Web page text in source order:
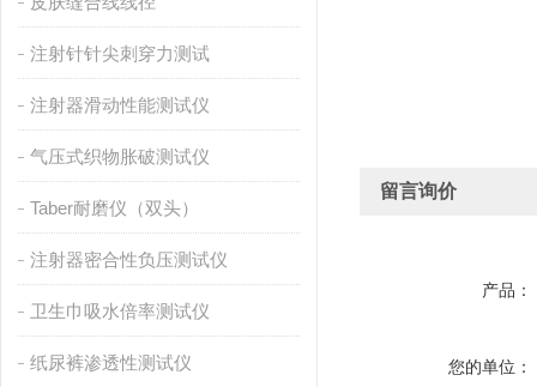
注射针针尖刺穿力测试
注射器滑动性能测试仪
气压式织物胀破测试仪
Taber耐磨仪（双头）
注射器密合性负压测试仪
卫生巾吸水倍率测试仪
纸尿裤渗透性测试仪
留言询价
产品：
您的单位：